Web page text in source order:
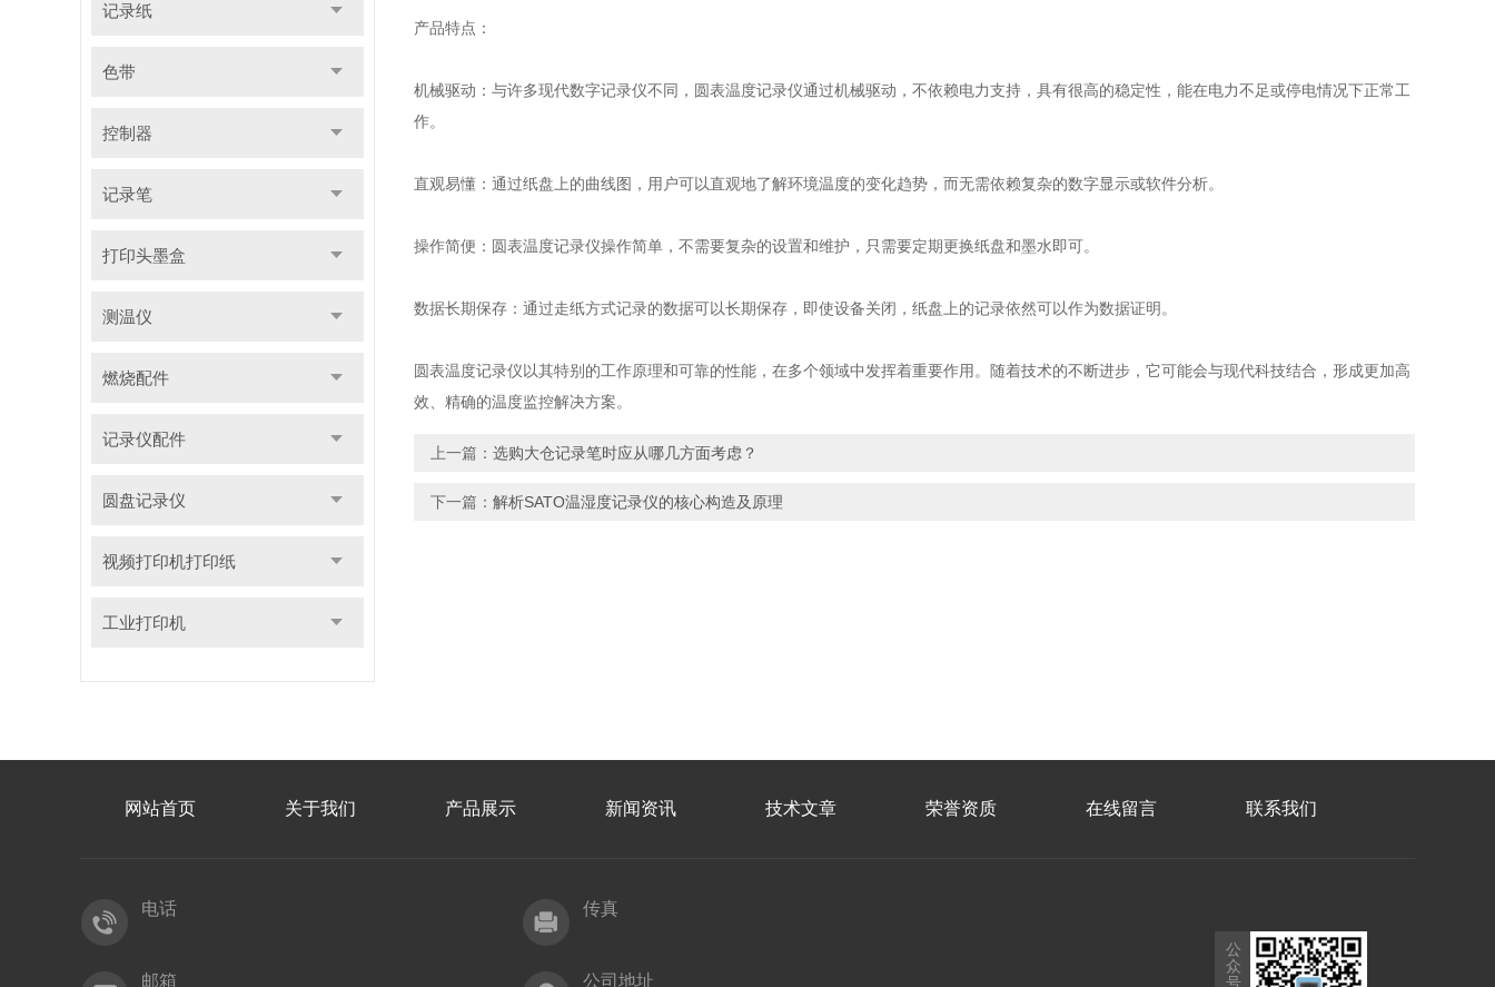
记录纸
色带
控制器
记录笔
打印头墨盒
测温仪
燃烧配件
记录仪配件
圆盘记录仪
视频打印机打印纸
工业打印机
产品特点：
机械驱动：与许多现代数字记录仪不同，圆表温度记录仪通过机械驱动，不依赖电力支持，具有很高的稳定性，能在电力不足或停电情况下正常工
作。
直观易懂：通过纸盘上的曲线图，用户可以直观地了解环境温度的变化趋势，而无需依赖复杂的数字显示或软件分析。
操作简便：圆表温度记录仪操作简单，不需要复杂的设置和维护，只需要定期更换纸盘和墨水即可。
数据长期保存：通过走纸方式记录的数据可以长期保存，即使设备关闭，纸盘上的记录依然可以作为数据证明。
圆表温度记录仪以其特别的工作原理和可靠的性能，在多个领域中发挥着重要作用。随着技术的不断进步，它可能会与现代科技结合，形成更加高
效、精确的温度监控解决方案。
上一篇： 选购大仓记录笔时应从哪几方面考虑？
下一篇： 解析SATO温湿度记录仪的核心构造及原理
网站首页 关于我们 产品展示 新闻资讯 技术文章 荣誉资质 在线留言 联系我们
电话 传真
邮箱 公司地址
公
众
号